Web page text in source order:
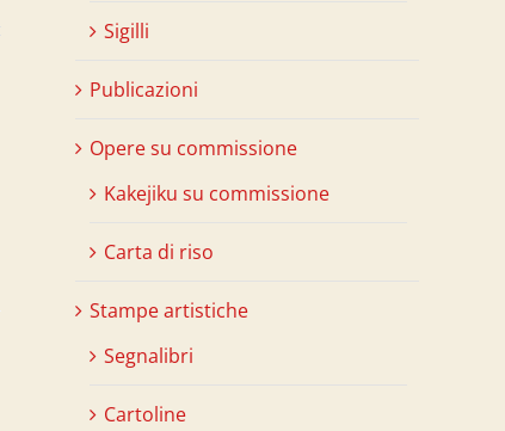
Sigilli
Publicazioni
Opere su commissione
Kakejiku su commissione
Carta di riso
Stampe artistiche
Segnalibri
Cartoline